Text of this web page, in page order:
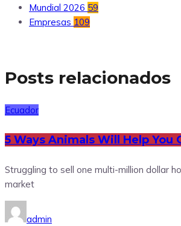
Mundial 2026 59
Empresas 109
Posts relacionados
Ecuador
5 Ways Animals Will Help You
Struggling to sell one multi-million dollar
market
admin